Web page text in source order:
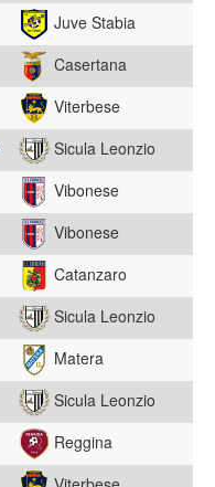
Juve Stabia
Casertana
Viterbese
Sicula Leonzio
Vibonese
Vibonese
Catanzaro
Sicula Leonzio
Matera
Sicula Leonzio
Reggina